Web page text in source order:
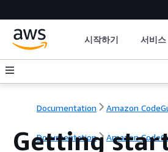
시작하기 서비
Documentation Amazon
Documentation Amazon
Getting